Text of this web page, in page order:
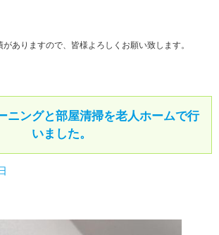
ありますので、皆様よろしくお願い致します。
ニングと部屋清掃を老人ホームで行
いました。